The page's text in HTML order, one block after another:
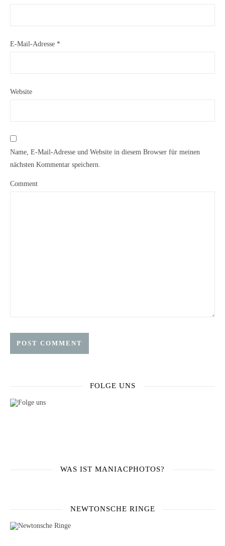
E-Mail-Adresse *
Website
Name, E-Mail-Adresse und Website in diesem Browser für meinen
nächsten Kommentar speichern.
Comment
FOLGE UNS
WAS IST MANIACPHOTOS?
NEWTONSCHE RINGE